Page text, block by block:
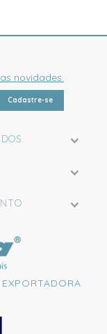
novidades.
Cadastre-se